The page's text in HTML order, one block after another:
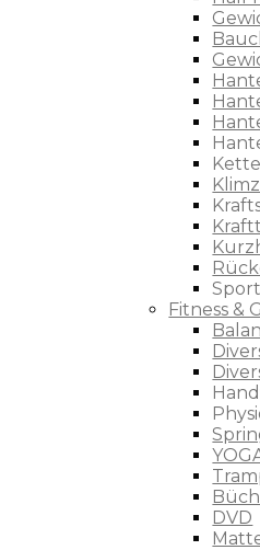
Fitness &
DVD